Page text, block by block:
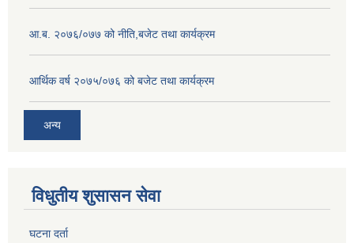
आ.ब. २०७६/०७७ को नीति,बजेट तथा कार्यक्रम
आर्थिक वर्ष २०७५/०७६ को बजेट तथा कार्यक्रम
अन्य
विधुतीय शुसासन सेवा
घटना दर्ता